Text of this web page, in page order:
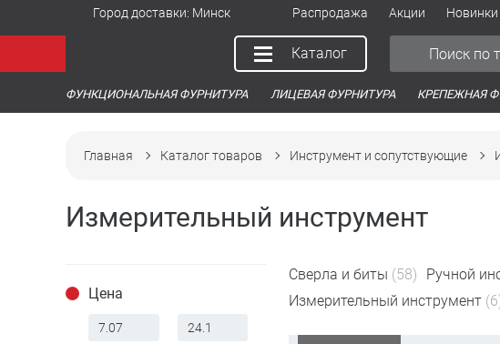
Город доставки: Минск Распродажа Акции Новинки
Каталог
ФУНКЦИОНАЛЬНАЯ ФУРНИТУРА ЛИЦЕВАЯ ФУРНИТУРА КРЕПЕЖНАЯ
Главная Каталог товаров Инструмент и сопутствующие
Измерительный инструмент
Цена
Сверла и биты (58) Ручной
Измерительный инструмент